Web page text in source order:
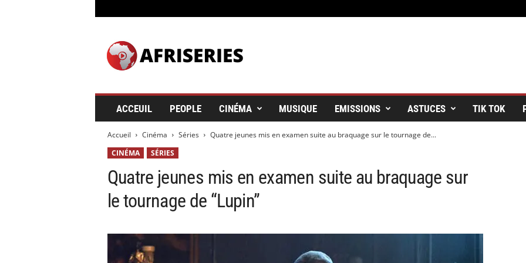
ACCEUIL PEOPLE CINÉMA MUSIQUE EMISSIONS ASTUCES TIK TOK
Accueil Cinéma Séries
Quatre jeunes mis en examen suite au braquage sur le tournage de...
CINÉMA
SÉRIES
Quatre jeunes mis en examen suite au braquage sur
le tournage de “Lupin”